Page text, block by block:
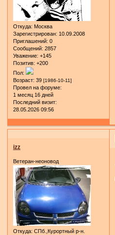
Откуда: Москва
Зарегистрирован: 10.09.2008
Приглашений: 0
Сообщений: 2857
Уважение: +145
Позитив: +200
Пол:
Возраст: 39 [1986-10-11]
Провел на форуме:
1 месяц 16 дней
Последний визит:
28.05.2026 09:56
izz
Ветеран-неоновод
Откуда: СПб.,Курортный р-н.